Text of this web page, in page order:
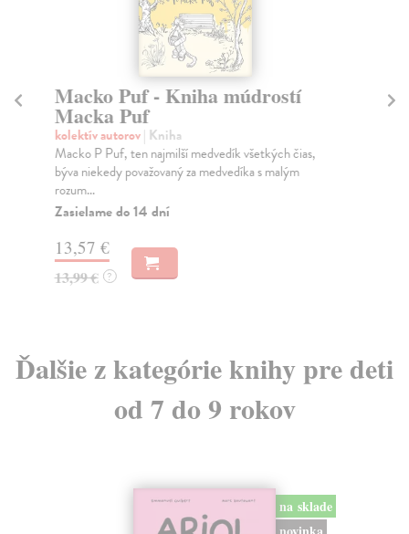
Macko Puf - Kniha múdrostí
Macka Puf
kolektív autorov| Kniha
Macko P Puf, ten najmilší medvedík všetkých čias,
býva niekedy považovaný za medvedíka s malým
rozum...
Zasielame do 14 dní
13,57 €
13,99 € ?
Ďalšie z kategórie knihy pre deti
od 7 do 9 rokov
na sklade